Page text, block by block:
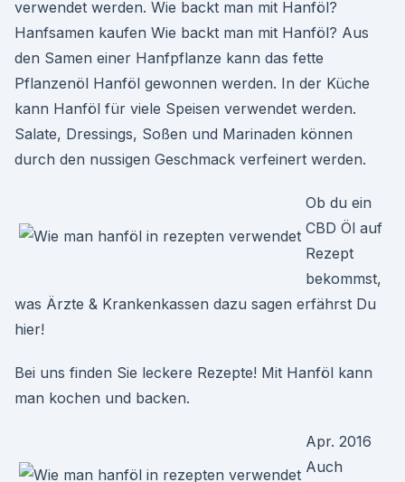
verwendet werden. Wie backt man mit Hanföl?
Hanfsamen kaufen Wie backt man mit Hanföl? Aus
den Samen einer Hanfpflanze kann das fette
Pflanzenöl Hanföl gewonnen werden. In der Küche
kann Hanföl für viele Speisen verwendet werden.
Salate, Dressings, Soßen und Marinaden können
durch den nussigen Geschmack verfeinert werden.
Ob du ein
CBD Öl auf
Rezept
bekommst,
was Ärzte & Krankenkassen dazu sagen erfährst Du
hier!
Bei uns finden Sie leckere Rezepte! Mit Hanföl kann
man kochen und backen.
Apr. 2016
Auch